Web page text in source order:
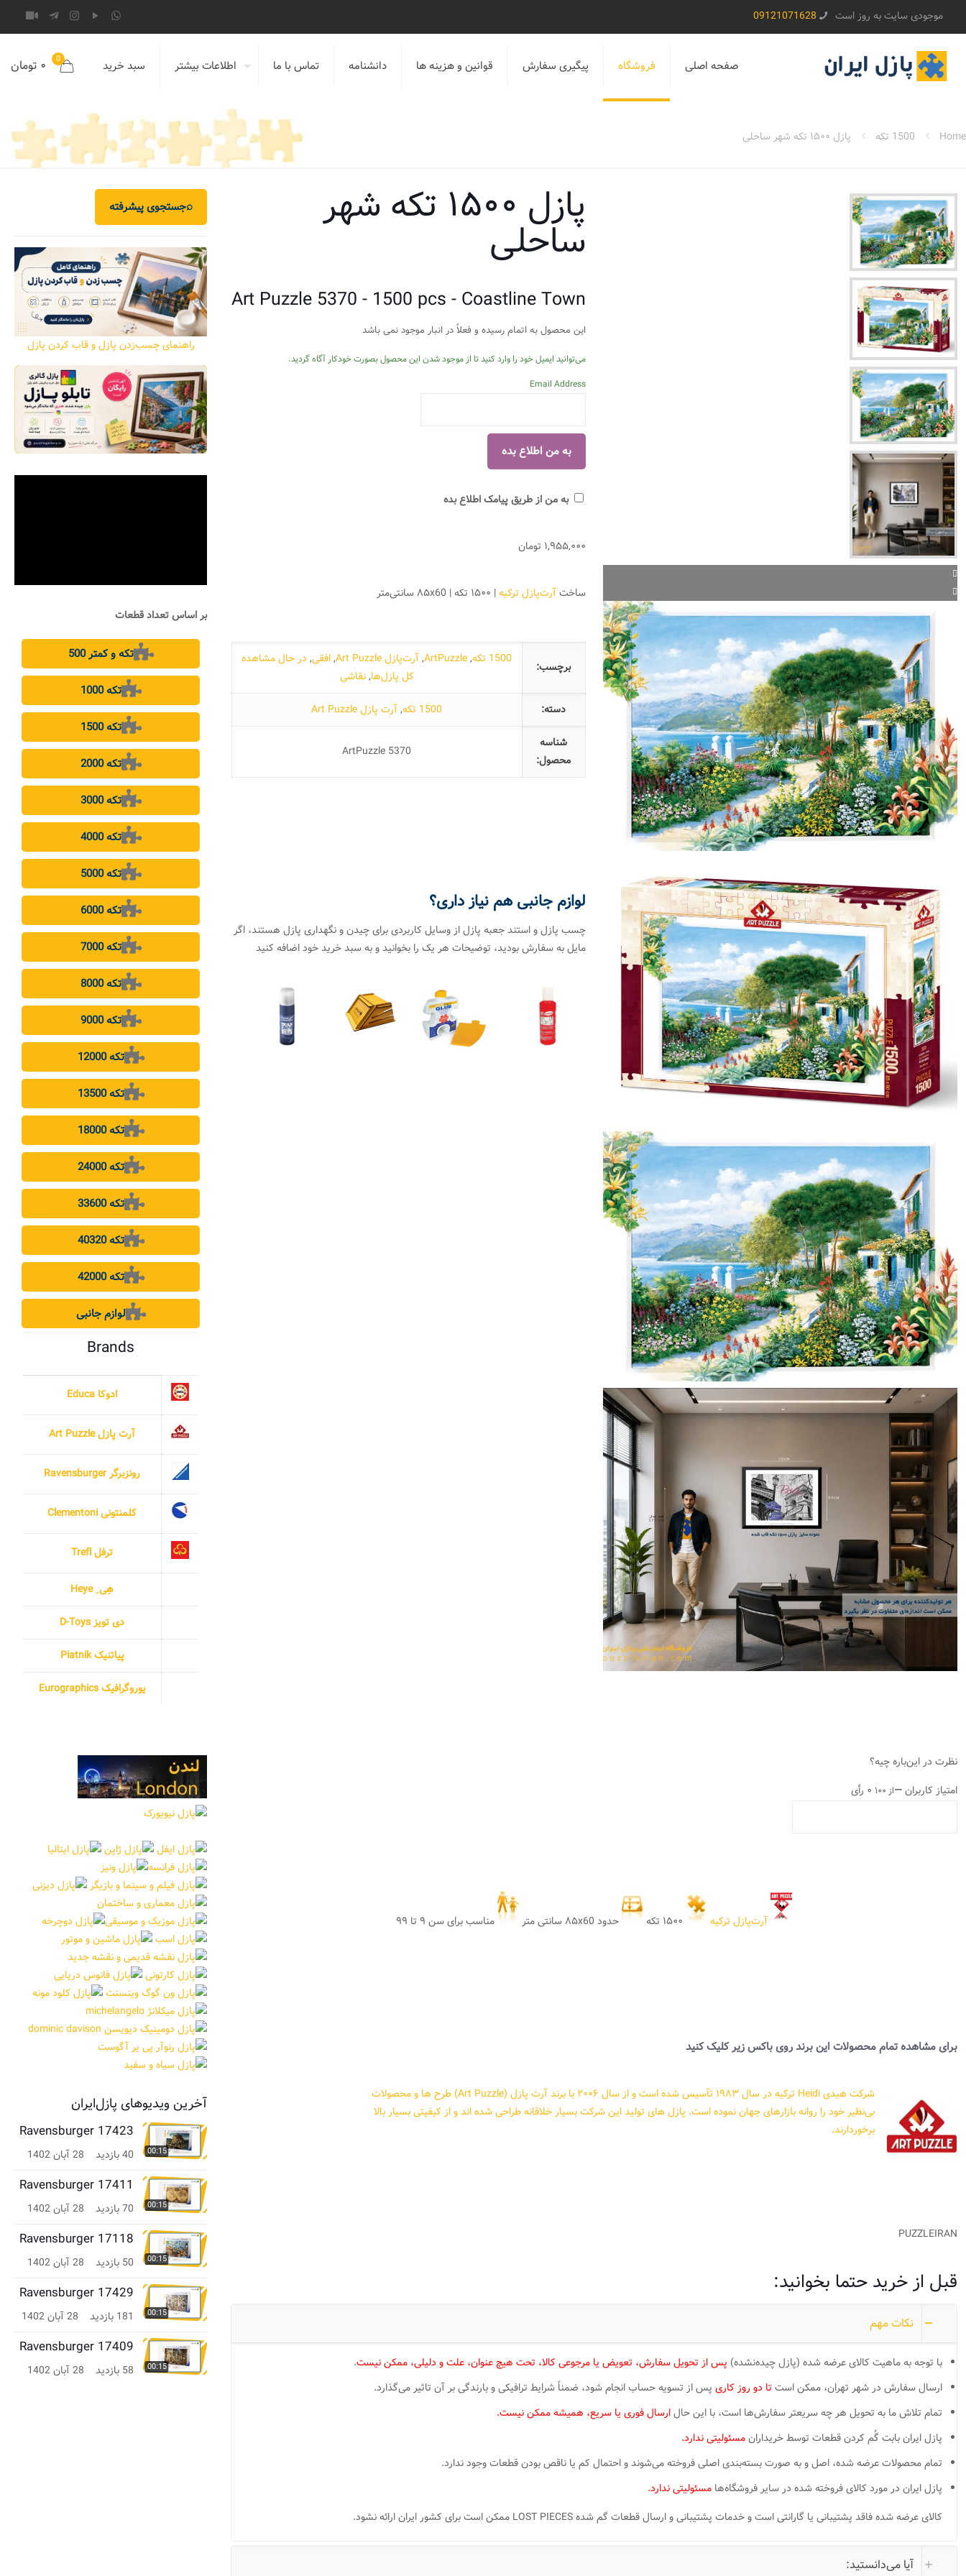
موجودی سایت به روز است 09121071628
صفحه اصلی فروشگاه پیگیری سفارش قوانین و هزینه ها دانشنامه تماس با ما اطلاعات بیشتر سبد خرید 0 ۰ تومان
Home 1500 تکه پازل ۱۵۰۰ تکه شهر ساحلی
پازل ۱۵۰۰ تکه شهر
ساحلی
Art Puzzle 5370 - 1500 pcs - Coastline Town
این محصول به اتمام رسیده و فعلاً در انبار موجود نمی باشد
می‌توانید ایمیل خود را وارد کنید تا از موجود شدن این محصول بصورت خودکار آگاه گردید.
Email Address
به من از طریق پیامک اطلاع بده
۱,۹۵۵,۰۰۰ تومان
ساختآرت‌پازل ترکیه| ۱۵۰۰ تکه | ۸۵x60 سانتی‌متر
برچسب:
1500 تکه ,
ArtPuzzle
,آرت‌پازل Art Puzzle ,افقی, در حال مشاهده
کل پازل‌ها,نقاشی
دسته: 1500 تکه ,آرت پازل Art Puzzle
شناسه
محصول:
ArtPuzzle 5370
لوازم جانبی هم نیاز داری؟
چسب پازل و استند جعبه پازل از وسایل کاربردی برای چیدن و نگهداری پازل هستند، اگر
مایل به سفارش بودید، توضیحات هر یک را بخوانید و به سبد خرید خود اضافه کنید
نظرت در این‌باره چیه؟
امتیاز کاربران—از ۱۰۰ ۰ رأی
آرت‌پازل ترکیه حدود ۸۵x60 سانتی متر مناسب برای سن ۹ تا ۹۹
برای مشاهده تمام محصولات این برند روی باکس زیر کلیک کنید
شرکت هیدی Heidi ترکیه در سال ۱۹۸۳ تآسیس شده است و از سال ۲۰۰۶ با برند آرت پازل (Art Puzzle) طرح ها و محصولات
بی‌نظیر خود را روانه بازارهای جهان نموده است. پازل های تولید این شرکت بسیار خلاقانه طراحی شده اند و از کیفیتی بسیار بالا
برخوردارند.
PUZZLEIRAN
قبل از خرید حتما بخوانید:
نکات مهم
با توجه به ماهیت کالای عرضه شده (پازل چیده‌نشده) پس از تحویل سفارش، تعویض یا مرجوعی کالا، تحت هیچ عنوان، علت و دلیلی، ممکن نیست.
ارسال سفارش در شهر تهران، ممکن است تا دو روز کاری پس از تسویه حساب انجام شود، ضمناً شرایط ترافیکی و بارندگی بر آن تاثیر می‌گذارد.
تمام تلاش ما به تحویل هر چه سریعتر سفارش‌ها است، با این حالارسال فوری یا سریع، همیشه ممکن نیست.
پازل ایران بابت گُم کردن قطعات توسط خریدارانمسئولیتی ندارد.
تمام محصولات عرضه شده، اصل و به صورت بسته‌بندی اصلی فروخته می‌شوند و احتمال کم یا ناقص بودن قطعات وجود ندارد.
پازل ایران در مورد کالای فروخته شده در سایر فروشگاه‌ها مسئولیتی ندارد.
کالای عرضه شده فاقد پشتیبانی یا گارانتی است و خدمات پشتیبانی و ارسال قطعات گم شده LOST PIECES ممکن است برای کشور ایران ارائه نشود.
آیا می‌دانستید:
جستجوی پیشرفته⌕
راهنمای چسب‌زدن پازل و قاب کردن پازل
بر اساس تعداد قطعات
500 تکه و کمتر
1000 تکه
1500 تکه
2000 تکه
3000 تکه
4000 تکه
5000 تکه
6000 تکه
7000 تکه
8000 تکه
9000 تکه
12000 تکه
13500 تکه
18000 تکه
24000 تکه
33600 تکه
40320 تکه
42000 تکه
لوازم جانبی
Brands
ادوکا Educa
آرت پازل Art Puzzle
رونزبرگر Ravensburger
کلمنتونی Clementoni
ترفل Trefl
هِی ِ Heye
دی تویز D-Toys
پیاتنیک Piatnik
یوروگرافیک Eurographics
آخرین ویدیوهای پازل‌ایران
00:15
Ravensburger 17423
40 بازدید 28 آبان 1402
00:15
Ravensburger 17411
70 بازدید 28 آبان 1402
00:15
Ravensburger 17118
50 بازدید 28 آبان 1402
00:15
Ravensburger 17429
181 بازدید 28 آبان 1402
00:15
Ravensburger 17409
58 بازدید 28 آبان 1402